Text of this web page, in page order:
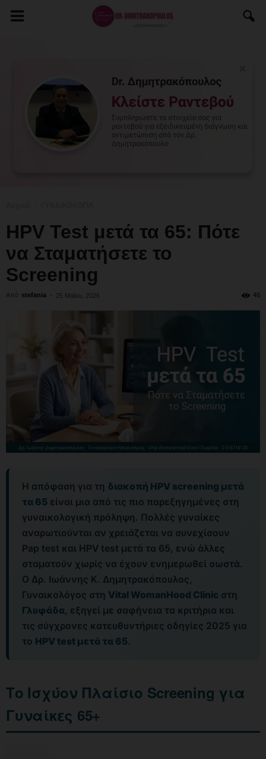
HPV Test μετά τα 65: Πότε
να Σταματήσετε το
Screening
Από stefania - 25 Μαΐου, 2026 46
Η απόφαση για τη διακοπή HPV screening μετά
τα 65 είναι μια από τις πιο παρεξηγημένες στη
γυναικολογική πρόληψη. Πολλές γυναίκες
αναρωτιούνται αν χρειάζεται να συνεχίσουν
Pap test και HPV test μετά τα 65, ενώ άλλες
σταματούν χωρίς να έχουν ενημερωθεί σωστά.
Ο Δρ. Ιωάννης Κ. Δημητρακόπουλος,
Γυναικολόγος στη Vital WomanHood Clinic στη
Γλυφάδα , εξηγεί με σαφήνεια τα κριτήρια και
τις σύγχρονες κατευθυντήριες οδηγίες 2025 για
το HPV test μετά τα 65.
Το Ισχύον Πλαίσιο Screening για
Γυναίκες 65+